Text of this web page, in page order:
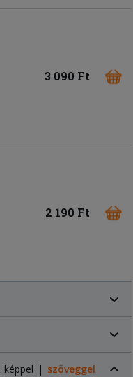
3 090 Ft
2 190 Ft
képpel szöveggel